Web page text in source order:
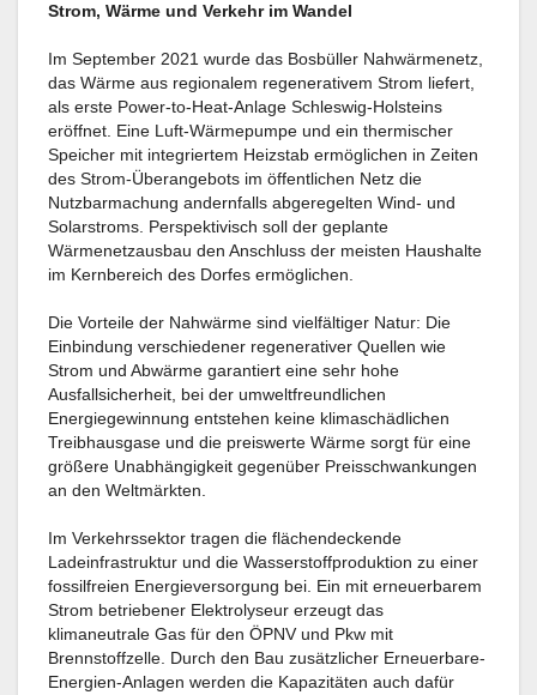
Strom, Wärme und Verkehr im Wandel
Im September 2021 wurde das Bosbüller Nahwärmenetz,
das Wärme aus regionalem regenerativem Strom liefert,
als erste Power-to-Heat-Anlage Schleswig-Holsteins
eröffnet. Eine Luft-Wärmepumpe und ein thermischer
Speicher mit integriertem Heizstab ermöglichen in Zeiten
des Strom-Überangebots im öffentlichen Netz die
Nutzbarmachung andernfalls abgeregelten Wind- und
Solarstroms. Perspektivisch soll der geplante
Wärmenetzausbau den Anschluss der meisten Haushalte
im Kernbereich des Dorfes ermöglichen.
Die Vorteile der Nahwärme sind vielfältiger Natur: Die
Einbindung verschiedener regenerativer Quellen wie
Strom und Abwärme garantiert eine sehr hohe
Ausfallsicherheit, bei der umweltfreundlichen
Energiegewinnung entstehen keine klimaschädlichen
Treibhausgase und die preiswerte Wärme sorgt für eine
größere Unabhängigkeit gegenüber Preisschwankungen
an den Weltmärkten.
Im Verkehrssektor tragen die flächendeckende
Ladeinfrastruktur und die Wasserstoffproduktion zu einer
fossilfreien Energieversorgung bei. Ein mit erneuerbarem
Strom betriebener Elektrolyseur erzeugt das
klimaneutrale Gas für den ÖPNV und Pkw mit
Brennstoffzelle. Durch den Bau zusätzlicher Erneuerbare-
Energien-Anlagen werden die Kapazitäten auch dafür